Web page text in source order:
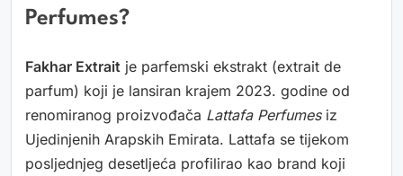
Perfumes?
Fakhar Extrait je parfemski ekstrakt (extrait de
parfum) koji je lansiran krajem 2023. godine od
renomiranog proizvođača Lattafa Perfumesiz
Ujedinjenih Arapskih Emirata. Lattafa se tijekom
posljednjeg desetljeća profilirao kao brand koji